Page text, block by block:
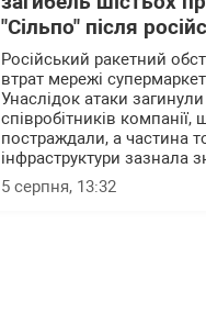
"Сільпо" після
Російський ракетний
втрат мережі
Унаслідок атаки
співробітників
постраждали, а частина
інфраструктури зазнала
5 серпня, 13:32